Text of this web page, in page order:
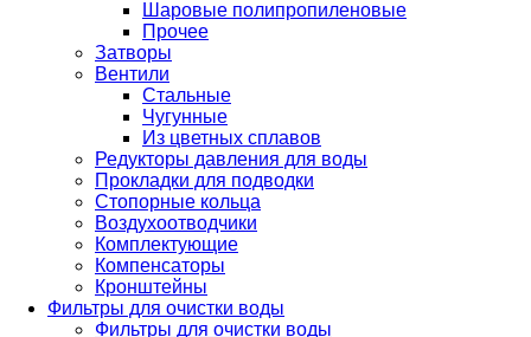
Шаровые полипропиленовые
Прочее
Затворы
Вентили
Стальные
Чугунные
Из цветных сплавов
Редукторы давления для воды
Прокладки для подводки
Стопорные кольца
Воздухоотводчики
Комплектующие
Компенсаторы
Кронштейны
Фильтры для очистки воды
Фильтры для очистки воды